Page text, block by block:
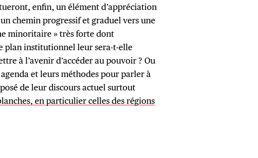
enfin, un élément d’appréciation
chemin progressif et graduel vers une
minoritaire » très forte dont
plan institutionnel leur sera-t-elle
à l’avenir d’accéder au pouvoir ? Ou
et leurs méthodes pour parler à
de leur discours actuel surtout
en particulier celles des régions